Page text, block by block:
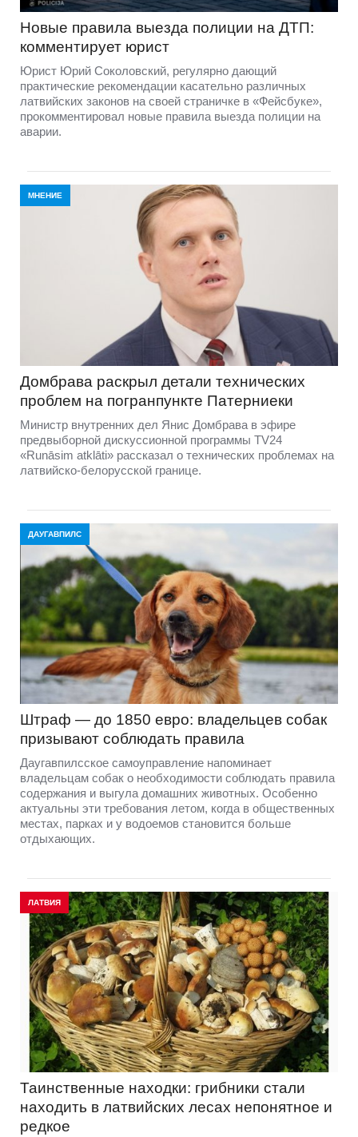
Новые правила выезда полиции на ДТП:
комментирует юрист
Юрист Юрий Соколовский, регулярно дающий
практические рекомендации касательно различных
латвийских законов на своей страничке в «Фейсбуке»,
прокомментировал новые правила выезда полиции на
аварии.
МНЕНИЕ
Домбравa раскрыл детали технических
проблем на погранпункте Патерниеки
Министр внутренних дел Янис Домбрава в эфире
предвыборной дискуссионной программы TV24
«Runāsim atklāti» рассказал о технических проблемах на
латвийско-белорусской границе.
ДАУГАВПИЛС
Штраф — до 1850 евро: владельцев собак
призывают соблюдать правила
Даугавпилсское самоуправление напоминает
владельцам собак о необходимости соблюдать правила
содержания и выгула домашних животных. Особенно
актуальны эти требования летом, когда в общественных
местах, парках и у водоемов становится больше
отдыхающих.
ЛАТВИЯ
Таинственные находки: грибники стали
находить в латвийских лесах непонятное и
редкое